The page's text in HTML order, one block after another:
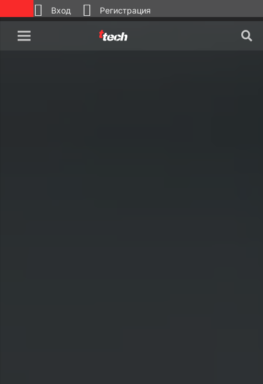
Вход Регистрация